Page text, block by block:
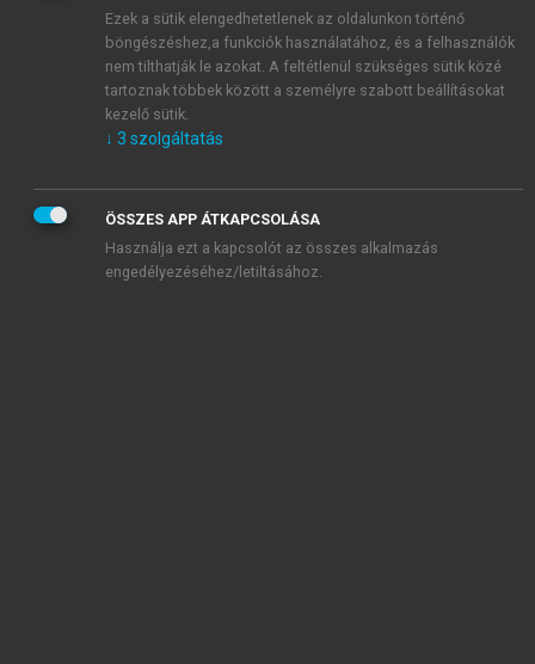
veszem és elfogadom.
Általános vásárlási feltételeket, valamint a szotar.netés a
mersz.huoldalak licencszerződéseiben foglaltakat
tudomásul veszem és elfogadom.
KIPRÓBÁLOM
Ezek a sütik elengedhetetlenek az oldalunkon történő
böngészéshez,a funkciók használatához, és a felhasználók
nem tilthatják le azokat. A feltétlenül szükséges sütik közé
tartoznak többek között a személyre szabott beállításokat
kezelő sütik.
↓ 3 szolgáltatás
ÖSSZES APP ÁTKAPCSOLÁSA
Használja ezt a kapcsolót az összes alkalmazás
engedélyezéséhez/letiltásához.